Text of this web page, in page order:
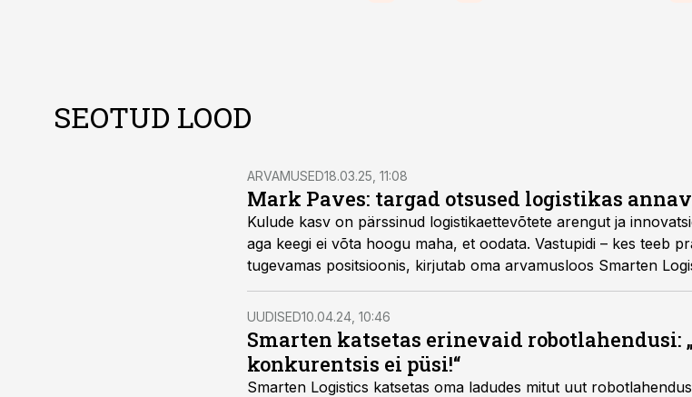
SEOTUD LOOD
ARVAMUSED18.03.25, 11:08
Mark Paves: targad otsused logistikas
Kulude kasv on pärssinud logistikaettevõtete arengut ja
aga keegi ei võta hoogu maha, et oodata. Vastupidi – kes teeb
tugevamas positsioonis, kirjutab oma arvamusloos Smarten
UUDISED10.04.24, 10:46
Smarten katsetas erinevaid robotlahendusi:
konkurentsis ei püsi!“
Smarten Logistics katsetas oma ladudes mitut uut